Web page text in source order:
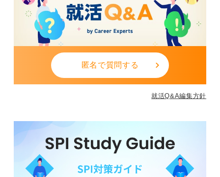
匿名で質問する
就活Q&A編集方針